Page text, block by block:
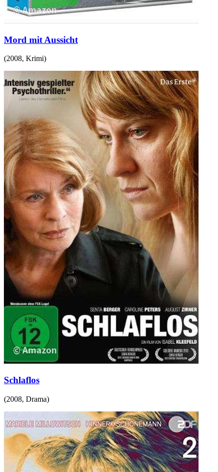
Mord mit Aussicht
(2008, Krimi)
Schlaflos
(2008, Drama)